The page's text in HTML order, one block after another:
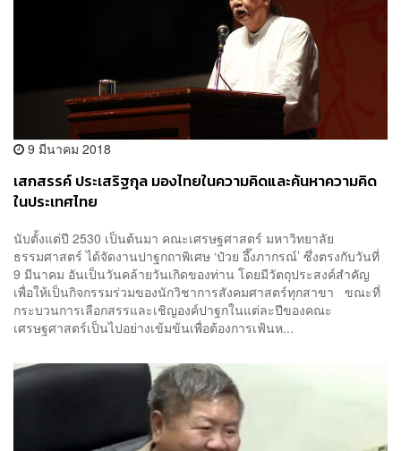
9 มีนาคม 2018
เสกสรรค์ ประเสริฐกุล มองไทยในความคิดและค้นหาความคิด
ในประเทศไทย
นับตั้งแต่ปี 2530 เป็นต้นมา คณะเศรษฐศาสตร์ มหาวิทยาลัย
ธรรมศาสตร์ ได้จัดงานปาฐกถาพิเศษ ‘ป๋วย อึ๊งภากรณ์’ ซึ่งตรงกับวันที่
9 มีนาคม อันเป็นวันคล้ายวันเกิดของท่าน โดยมีวัตถุประสงค์สำคัญ
เพื่อให้เป็นกิจกรรมร่วมของนักวิชาการสังคมศาสตร์ทุกสาขา ขณะที่
กระบวนการเลือกสรรและเชิญองค์ปาฐกในแต่ละปีของคณะ
เศรษฐศาสตร์เป็นไปอย่างเข้มข้นเพื่อต้องการเฟ้นห...